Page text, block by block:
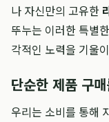
나 자신만의 고유한
뚜누는 이러한 특별
각적인 노력을 기울
단순한 제품 구
우리는 소비를 통해